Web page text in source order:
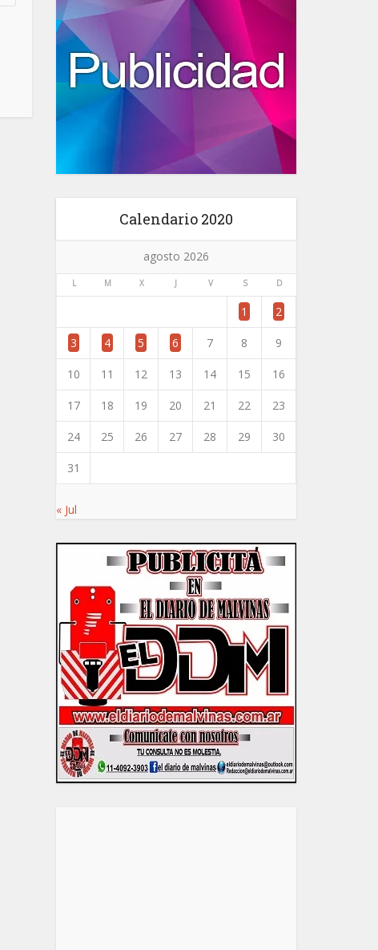
Calendario 2020
agosto 2026
L M X J V S D
1 2
3 4 5 6 7 8 9
10 11 12 13 14 15 16
17 18 19 20 21 22 23
24 25 26 27 28 29 30
31
« Jul